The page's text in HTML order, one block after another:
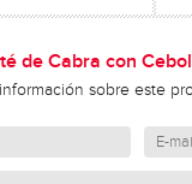
de Cabra con
sobre este